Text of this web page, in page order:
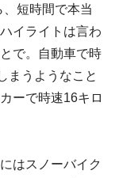
短時間で本当
イライトは言わ
で。自動車で時
まうようなこと
ーで時速16キロ
はスノーバイク